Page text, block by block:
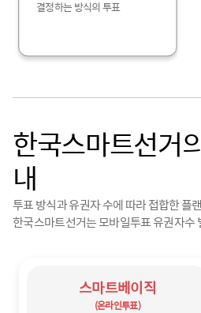
결정하는 방식의 투표
한국스마트선거
내
투표 방식과 유권자 수에 따라 접합한 플
한국스마트선거는 모바일투표 유권자수
스마트베이직
(온라인투표)